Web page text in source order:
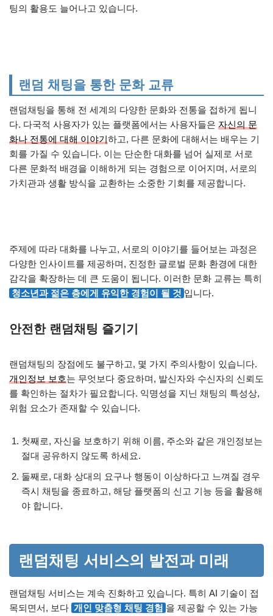
팅의 활용도 늘어나고 있습니다.
랜덤 채팅을 통한 문화 교류
랜덤채팅을 통해 전 세계의 다양한 문화와 전통을 접하게 됩니
다. 다국적 사용자가 있는 플랫폼에서는 사용자들은 자신의 문
화나 전통에 대해 이야기하고, 다른 문화에 대해서는 배우는 기
회를 가질 수 있습니다. 이는 단순한 대화를 넘어 실제로 서로
다른 문화적 배경을 이해하게 되는 경험으로 이어지며, 서로의
가치관과 생활 방식을 교환하는 소중한 기회를 제공합니다.
주제에 따라 대화를 나누고, 서로의 이야기를 들어보는 과정은
다양한 인사이트를 제공하며, 진정한 글로벌 문화 환경에 대한
감각을 확장하는 데 큰 도움이 됩니다. 이러한 문화 교류는 특히
청소년과 젊은 층에게 유익한 경험이 될 것 입니다.
안전한 랜덤채팅 즐기기
랜덤채팅의 장점에도 불구하고, 몇 가지 주의사항이 있습니다.
개인정보 보호는 무엇보다 중요하며, 발신자와 수신자의 신뢰도
를 확인하는 절차가 필요합니다. 익명성을 지닌 채팅의 특성상,
위험 요소가 존재할 수 있습니다.
첫째로, 자신을 보호하기 위해 이름, 주소와 같은 개인정보는
절대 공유하지 않도록 하세요.
둘째로, 대화 상대의 요구나 행동이 이상하다고 느껴질 경우
즉시 채팅을 종료하고, 해당 플랫폼의 신고 기능 등을 활용해
야 합니다.
랜덤채팅 서비스의 발전과 미래
랜덤채팅 서비스는 계속 진화하고 있습니다. 특히 AI 기술이 접
목되면서, 보다 개인 맞춤형 채팅 경험 을 제공할 수 있는 가능